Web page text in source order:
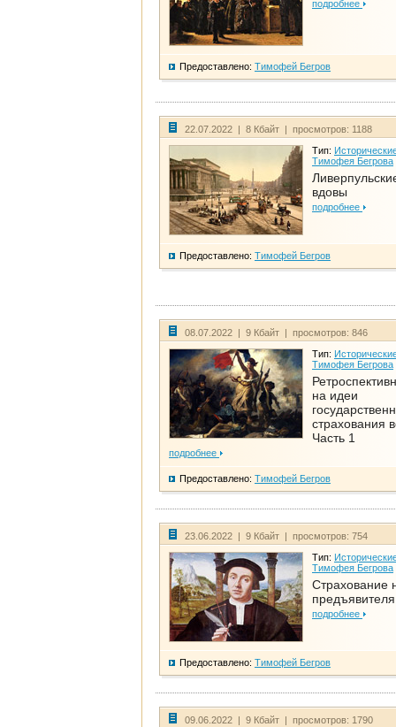
подробнее
Предоставлено: Тимофей Бегров
22.07.2022 | 8 Кбайт | просмотров: 1188
Тип:
Тимофея Бегрова
вдовы
подробнее
Предоставлено: Тимофей Бегров
08.07.2022 | 9 Кбайт | просмотров: 846
Тип:
Тимофея Бегрова
на идеи
страхования
Часть 1
подробнее
Предоставлено: Тимофей Бегров
23.06.2022 | 9 Кбайт | просмотров: 754
Тип:
Тимофея Бегрова
Страхование
предъявителя
подробнее
Предоставлено: Тимофей Бегров
09.06.2022 | 9 Кбайт | просмотров: 1790